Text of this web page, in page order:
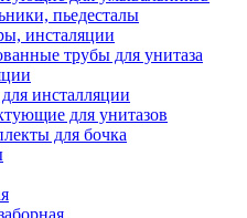
пьедесталы
инсталяции
трубы для унитаза
инсталляции
для унитазов
для бочка